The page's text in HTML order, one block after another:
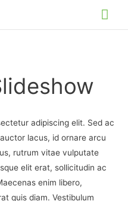
adipiscing elit. Sed ac
lacus, id ornare arcu
rutrum vitae vulputate
elit erat, sollicitudin ac
enim libero,
quis diam. Vestibulum